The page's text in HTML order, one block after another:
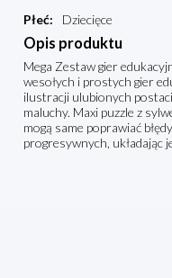
Płeć: Dziecięce
Opis produktu
Mega Zestaw gier
wesołych i prostych gier
ilustracji ulubionych
maluchy. Maxi puzzle z
mogą same poprawiać
progresywnych, układając